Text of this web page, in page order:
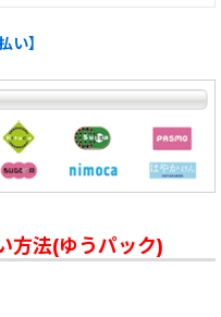
い】
方法(ゆうパック)